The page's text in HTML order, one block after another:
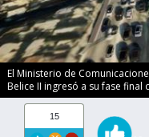
El Ministerio de
Belice II ingresó a su fase
15